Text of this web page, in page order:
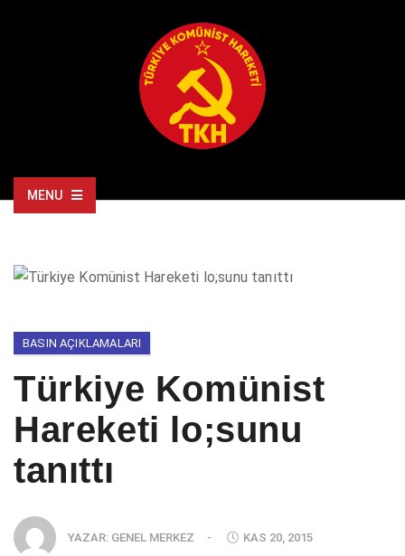
MENU
BASIN AÇIKLAMALARI
Türkiye Komünist
Hareketi lo;sunu
tanıttı
YAZAR: GENEL MERKEZ - KAS 20, 2015